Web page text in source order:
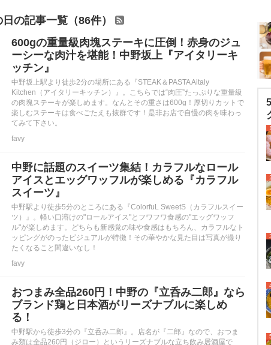
の記事一覧（86件）
600gの重量級肉塊ステーキに圧倒！赤身のジュ
ーシーな肉汁を堪能！中野坂上『アイタリーキ
ッチン』
中野坂上駅より徒歩2分の場所にある『STEAK＆PASTA Aitaly
Kitchen（アイタリーキッチン）』。こちらでは“肉圧”たっぷりな重量級
の肉塊ステーキが楽しめます。なんとその重さは600g！厚切りカットで
楽しむステーキは食べごたえも抜群です！是非お店で自慢の肉を味わっ
てみて下さい。
favy
中野に話題のスイーツ集結！カラフルなロール
アイスとエッグワッフルが楽しめる『カラフル
スイーツ』
中野駅より徒歩5分のところにある『ColorfuL SweetS（カラフルスイー
ツ）』。軽い口溶けの"ロールアイス"とフワフワ食感の"エッグワッフ
ル"が楽しめます。どちらも新感覚の味や食感はもちろん、カラフルなト
ッピングがのったビジュアルが特徴！その華やかな見た目は写真が撮り
たくなること間違いなし！
favy
おつまみ全品260円！中野の『立呑み二郎』なら
ブランド鶏と日本酒がリーズナブルに楽しめ
る！
中野駅から徒歩3分の『立呑み二郎』。店名が『二郎』なので、おつま
み類は全品260円（ジロー）というリーズナブルな立ち飲み居酒屋で
1